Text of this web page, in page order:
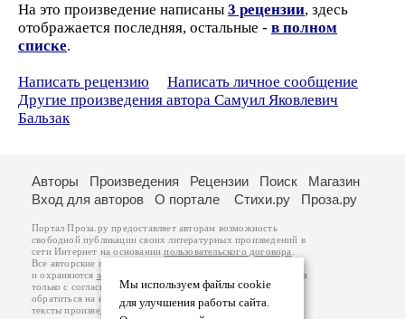
На это произведение написаны 3 рецензии, здесь
отображается последняя, остальные - в полном
списке.
Написать рецензию
Написать личное сообщение
Другие произведения автора Самуил Яковлевич
Бальзак
Мы используем файлы cookie
для улучшения работы сайта.
Авторы Произведения Рецензии Поиск
Магазин
Вход для авторов
О портале Стихи.ру Проза.ру
Портал Проза.ру предоставляет авторам возможность
свободной публикации своих литературных произведений в
сети Интернет на основаниипользовательского договора
Все авторские права на произведения принадлежат авторам
и охраняются законом
. Перепечатка произведений возможна
только с согласия его автора, к которому вы можете
обратиться на его авторской странице. Ответственность за
тексты произведений авторы несут самостоятельно на